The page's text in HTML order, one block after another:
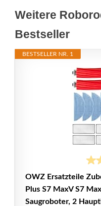
Weitere
Bestseller
BESTSELLER NR. 1
OWZ Ersatzteile
Plus S7 MaxV S7
Saugroboter, 2